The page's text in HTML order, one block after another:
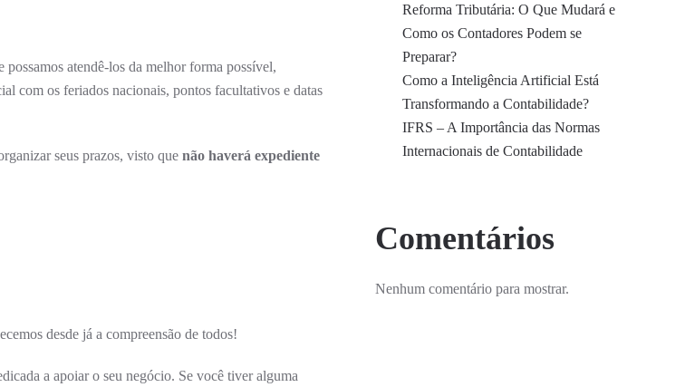
PROGRAME-
COM
atendê-los da melhor forma possível,
com os feriados nacionais, pontos facultativos e datas
seus prazos, visto que não haverá expediente
desde já a compreensão de todos!
a apoiar o seu negócio. Se você tiver alguma
Reforma Tributária: O Que Mudará e
Como os Contadores Podem se
Preparar?
Como a Inteligência Artificial Está
Transformando a Contabilidade?
IFRS – A Importância das Normas
Internacionais de Contabilidade
Comentários
Nenhum comentário para mostrar.